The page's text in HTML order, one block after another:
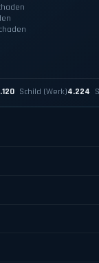
Schild (Werk)4.224